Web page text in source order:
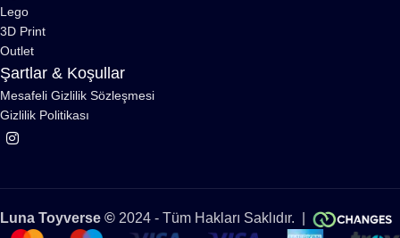
Lego
3D Print
Outlet
Şartlar & Koşullar
Mesafeli Gizlilik Sözleşmesi
Gizlilik Politikası
Luna Toyverse © 2024 - Tüm Hakları Saklıdır. |